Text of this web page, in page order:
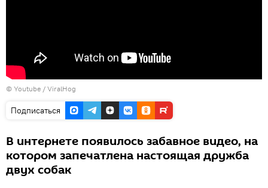
© Youtube / ViralHog
Подписаться
В интернете появилось забавное видео, на
котором запечатлена настоящая дружба
двух собак